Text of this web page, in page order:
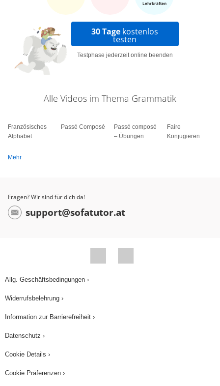
Lehrkräften
30 Tage kostenlos
testen
Testphase jederzeit online beenden
Alle Videos im Thema Grammatik
Französisches
Alphabet
Passé Composé
Passé composé
– Übungen
Faire
Konjugieren
Mehr
Fragen? Wir sind für dich da!
support@sofatutor.at
Allg. Geschäftsbedingungen ›
Widerrufsbelehrung ›
Information zur Barrierefreiheit ›
Datenschutz ›
Cookie Details ›
Cookie Präferenzen ›